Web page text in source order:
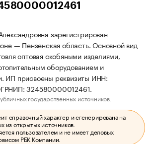
зарегистрирован
— Пензенская область. Основной вид
оптовая скобяными изделиями,
оборудованием и
ИП присвоены реквизиты ИНН:
324580000012461.
государственных источников.
справочный характер и сгенерирована на
из открытых источников.
пользователем и не имеет деловых
РБК Компании.